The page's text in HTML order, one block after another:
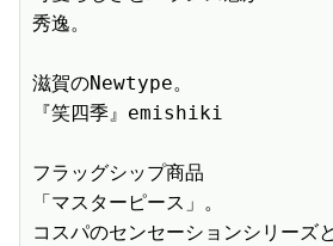
秀逸。
滋賀のNewtype。
『笑四季』emishiki
フラッグシップ商品
「マスターピース」。
コスパのセンセーションシリーズ